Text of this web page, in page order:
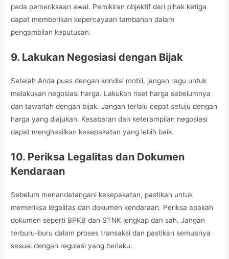
pada pemeriksaan awal. Pemikiran objektif dari pihak ketiga
dapat memberikan kepercayaan tambahan dalam
pengambilan keputusan.
9. Lakukan Negosiasi dengan Bijak
Setelah Anda puas dengan kondisi mobil, jangan ragu untuk
melakukan negosiasi harga. Lakukan riset harga sebelumnya
dan tawarlah dengan bijak. Jangan terlalu cepat setuju dengan
harga yang diajukan. Kesabaran dan keterampilan negosiasi
dapat menghasilkan kesepakatan yang lebih baik.
10. Periksa Legalitas dan Dokumen
Kendaraan
Sebelum menandatangani kesepakatan, pastikan untuk
memeriksa legalitas dan dokumen kendaraan. Periksa apakah
dokumen seperti BPKB dan STNK lengkap dan sah. Jangan
terburu-buru dalam proses transaksi dan pastikan semuanya
sesuai dengan regulasi yang berlaku.